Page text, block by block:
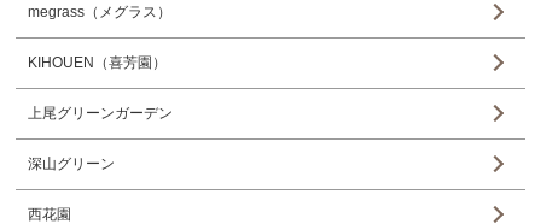
megrass（メグラス）
KIHOUEN（喜芳園）
上尾グリーンガーデン
深山グリーン
西花園